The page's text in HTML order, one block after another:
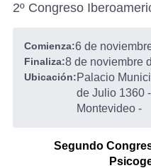
2º Congreso
Comienza:6 de
Finaliza:8 de noviembre
Ubicación:Palacio
de Julio 1360
Montevideo -
Segundo